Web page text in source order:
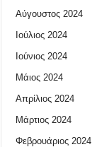
Αύγουστος 2024
Ιούλιος 2024
Ιούνιος 2024
Μάιος 2024
Απρίλιος 2024
Μάρτιος 2024
Φεβρουάριος 2024